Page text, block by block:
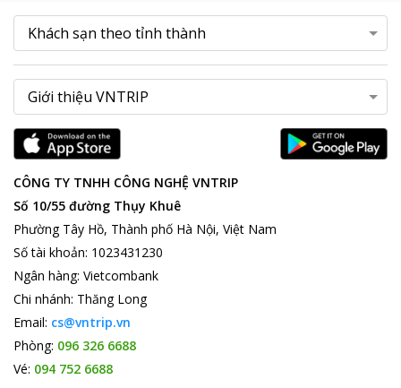
CÔNG TY TNHH CÔNG NGHỆ VNTRIP
Số 10/55 đường Thụy Khuê
Phường Tây Hồ, Thành phố Hà Nội, Việt Nam
Số tài khoản: 1023431230
Ngân hàng: Vietcombank
Chi nhánh: Thăng Long
Email: cs@vntrip.vn
Phòng: 096 326 6688
Vé: 094 752 6688